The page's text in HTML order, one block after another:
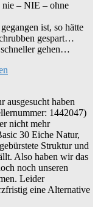
nie – NIE – ohne
ist, so hätte
gespart…
gehen…
ausgesucht haben
1442047)
nicht mehr
30 Eiche Natur,
Struktur und
Also haben wir das
noch unseren
Leider
eine Alternative